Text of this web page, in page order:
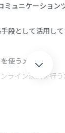
ュニケーション
段として活用し
使うメリット
ライン決済を行